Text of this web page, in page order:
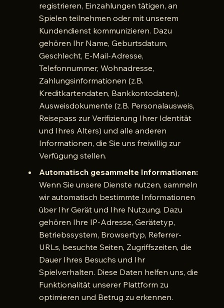
registrieren, Einzahlungen tätigen, an
Spielen teilnehmen oder mit unserem
Kundendienst kommunizieren. Dazu
gehören Ihr Name, Geburtsdatum,
Geschlecht, E-Mail-Adresse,
Telefonnummer, Wohnadresse,
Zahlungsinformationen (z.B.
Kreditkartendaten, Bankkontodaten),
Ausweisdokumente (z.B. Personalausweis,
Reisepass zur Verifizierung Ihrer Identität
und Ihres Alters) und alle anderen
Informationen, die Sie uns freiwillig zur
Verfügung stellen.
Automatisch gesammelte Informationen:
Wenn Sie unsere Dienste nutzen, sammeln
wir automatisch bestimmte Informationen
über Ihr Gerät und Ihre Nutzung. Dazu
gehören Ihre IP-Adresse, Gerätetyp,
Betriebssystem, Browsertyp, Referrer-
URLs, besuchte Seiten, Zugriffszeiten, die
Dauer Ihres Besuchs und Ihr
Spielverhalten. Diese Daten helfen uns, die
Funktionalität unserer Plattform zu
optimieren und Betrug zu erkennen.